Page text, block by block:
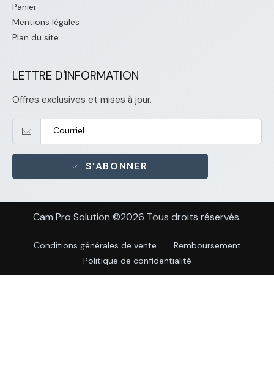
Panier
Mentions légales
Plan du site
LETTRE D'INFORMATION
Offres exclusives et mises à jour.
S'ABONNER
Cam Pro Solution ©2026 Tous droits réservés.
Conditions générales de vente
Remboursement
Politique de confidentialité